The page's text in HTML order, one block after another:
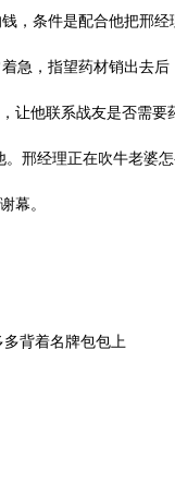
条件是配合他把邢经
，指望药材销出去
他联系战友是否需
经理正在吹牛老婆
幕。
背着名牌包包上